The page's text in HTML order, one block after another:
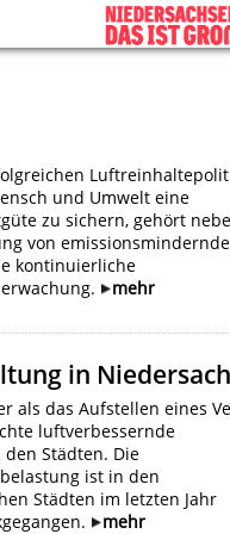
und Umwelt eine
zu sichern, gehört
von
kontinuierliche
mehr
in
als das Aufstellen eines
luftverbessernde
Städten. Die
ist in den
Städten im letzten Jahr
mehr